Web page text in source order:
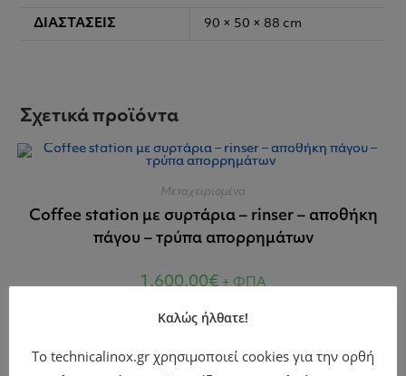
ΔΙΑΣΤΆΣΕΙΣ 90 × 50 × 88 cm
Σχετικά προϊόντα
Μεταχειρισμένα
Coffee station με συρτάρια – rinser – αποθήκη
πάγου – τρύπα απορρημάτων
1.600,00€ + ΦΠΑ
Καλώς ήλθατε!
Το technicalinox.gr χρησιμοποιεί cookies για την ορθή